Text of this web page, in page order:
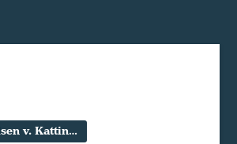
Parkeringspladsen v. Kattinge Værk